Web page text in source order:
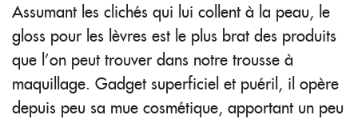
Assumant les clichés qui lui collent à la peau, le
gloss pour les lèvres est le plus brat des produits
que l’on peut trouver dans notre trousse à
maquillage. Gadget superficiel et puéril, il opère
depuis peu sa mue cosmétique, apportant un peu